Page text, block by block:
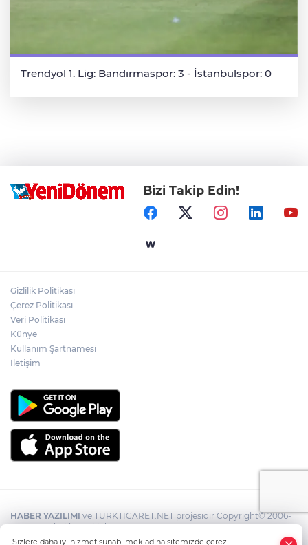
Trendyol 1. Lig: Bandırmaspor: 3 - İstanbulspor: 0
Bizi Takip Edin!
Gizlilik Politikası
Çerez Politikası
Veri Politikası
Künye
Kullanım Şartnamesi
İletişim
HABER YAZILIMI ve TURKTICARET.NET projesidir Copyright© 2006-
2026 Tüm hakları saklıdır.
Sizlere daha iyi hizmet sunabilmek adına sitemizde çerez